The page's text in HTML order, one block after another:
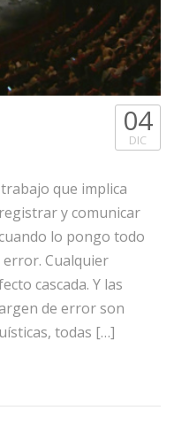
04
DIC
que implica
y comunicar
lo pongo todo
Cualquier
cascada. Y las
de error son
todas […]